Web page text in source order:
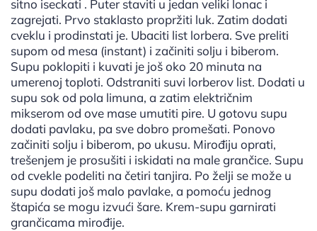
sitno iseckati . Puter staviti u jedan veliki lonac i
zagrejati. Prvo staklasto propržiti luk. Zatim dodati
cveklu i prodinstati je. Ubaciti list lorbera. Sve preliti
supom od mesa (instant) i začiniti solju i biberom.
Supu poklopiti i kuvati je još oko 20 minuta na
umerenoj toploti. Odstraniti suvi lorberov list. Dodati u
supu sok od pola limuna, a zatim električnim
mikserom od ove mase umutiti pire. U gotovu supu
dodati pavlaku, pa sve dobro promešati. Ponovo
začiniti solju i biberom, po ukusu. Mirođiju oprati,
trešenjem je prosušiti i iskidati na male grančice. Supu
od cvekle podeliti na četiri tanjira. Po želji se može u
supu dodati još malo pavlake, a pomoću jednog
štapića se mogu izvući šare. Krem-supu garnirati
grančicama mirođije.